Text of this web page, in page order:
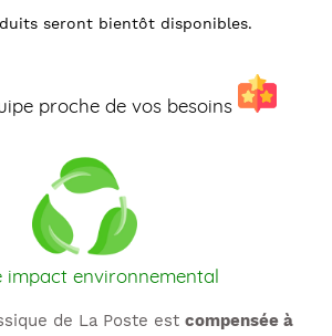
seront bientôt disponibles.
proche de vos besoins
impact environnemental
de La Poste est compensée à